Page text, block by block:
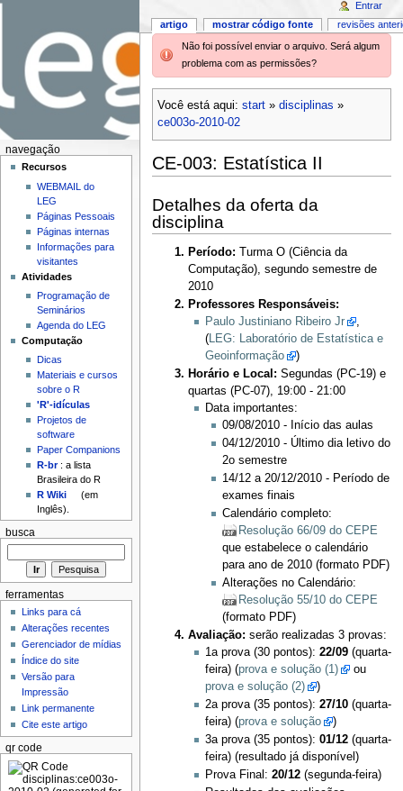
Não foi possível enviar o arquivo. Será algum
problema com as permissões?
Você está aqui: start» disciplinas »
ce003o-2010-02
CE-003: Estatística II
Detalhes da oferta da
disciplina
Período: Turma O (Ciência da
Computação), segundo semestre de
2010
Professores Responsáveis:
Paulo Justiniano Ribeiro Jr
,
(LEG: Laboratório de Estatística e
Geoinformação
)
Horário e Local: Segundas (PC-19) e
quartas (PC-07), 19:00 - 21:00
Data importantes:
09/08/2010 - Início das aulas
04/12/2010 - Último dia letivo do
2o semestre
14/12 a 20/12/2010 - Período de
exames finais
Calendário completo:
Resolução 66/09 do CEPE
que estabelece o calendário
para ano de 2010 (formato PDF)
Alterações no Calendário:
Resolução 55/10 do CEPE
(formato PDF)
Avaliação: serão realizadas 3 provas:
1a prova (30 pontos):22/09 (quarta-
feira) (prova e solução (1)
ou
prova e solução (2)
)
2a prova (35 pontos):27/10 (quarta-
feira) (prova e solução
)
3a prova (35 pontos):01/12 (quarta-
feira) (resultado já disponível)
Prova Final:20/12 (segunda-feira)
artigo mostrar código fonte revisões
Entrar
navegação
Recursos
WEBMAIL do
LEG
Páginas Pessoais
Páginas internas
Informações para
visitantes
Atividades
Programação de
Seminários
Agenda do LEG
Computação
Dicas
Materiais e cursos
sobre o R
'R'-idículas
Projetos de
software
Paper Companions
R-br: a lista
Brasileira do R
R Wiki
(em
Inglês).
busca
ferramentas
Links para cá
Alterações recentes
Gerenciador de mídias
Índice do site
Versão para
Impressão
Link permanente
Cite este artigo
qr code